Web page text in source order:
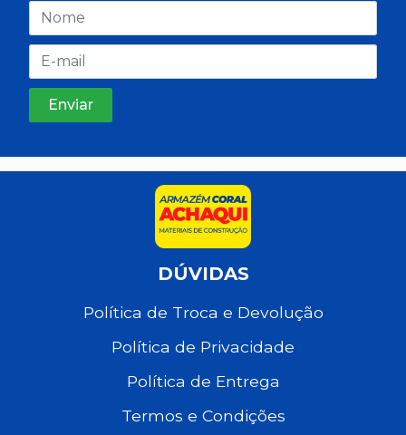
DÚVIDAS
Política de Troca e Devolução
Política de Privacidade
Política de Entrega
Termos e Condições